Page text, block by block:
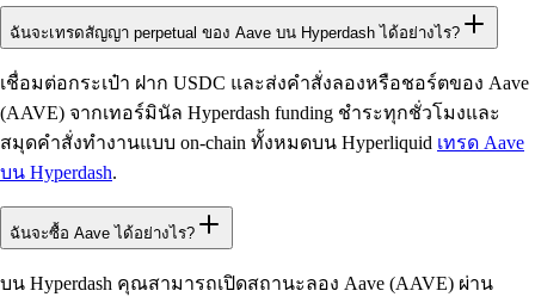
ฉันจะเทรดสัญญา perpetual ของ Aave บน Hyperdash ได้อย่างไร?
เชื่อมต่อกระเป๋า ฝาก USDC และส่งคำสั่งลองหรือชอร์ตของ Aave
(AAVE) จากเทอร์มินัล Hyperdash funding ชำระทุกชั่วโมงและ
สมุดคำสั่งทำงานแบบ on-chain ทั้งหมดบน Hyperliquid เทรด Aave
บน Hyperdash.
ฉันจะซื้อ Aave ได้อย่างไร?
บน Hyperdash คุณสามารถเปิดสถานะลอง Aave (AAVE) ผ่าน